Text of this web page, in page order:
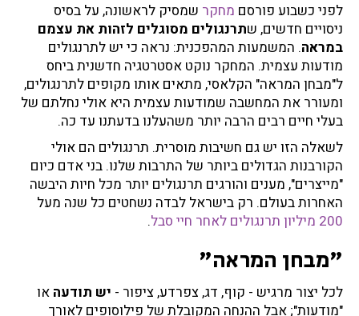
מ
ר
א
ה
?
לפני כשבוע פורסם מחקר שמסיק לראשונה, על בסיס
ניסויים חדשים, שתרנגולים מסוגלים לזהות את עצמם
במראה. המשמעות המהפכנית: נראה כי יש לתרנגולים
מודעות עצמית. המחקר נוקט אסטרטגיה חדשנית ביחס
ל"מבחן המראה" הקלאסי, מתאים אותו מקופים לתרנגולים,
ומעורר את המחשבה שמודעות עצמית היא אולי נחלתם של
בעלי חיים רבים הרבה יותר משהעלנו בדעתנו עד כה.
לשאלה הזו יש גם חשיבות מוסרית. תרנגולים הם אולי
הקורבנות הגדולים ביותר של התרבות שלנו. בני אדם כיום
"מייצרים", מענים והורגים תרנגולים יותר מכל חיות היבשה
האחרות בעולם. רק בישראל לבדה נשחטים כל שנה מעל
200 מיליון תרנגולים לאחר חיי סבל
.
"מבחן המראה"
לכל יצור מרגיש - קוף, דג, צפרדע, ציפור - יש תודעה או
"מודעות"; אבל ההנחה המקובלת של פילוסופים לאורך